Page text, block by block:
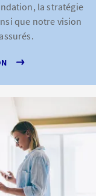
la stratégie
que notre vision